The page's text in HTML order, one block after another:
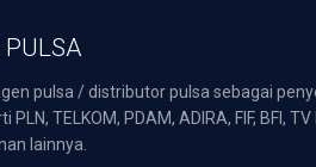
pulsa / distributor pulsa sebagai
PLN, TELKOM, PDAM, ADIRA, FIF,
lainnya.